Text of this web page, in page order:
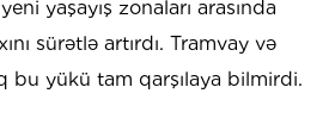
yaşayış zonaları arasında
sürətlə artırdı. Tramvay və
bu yükü tam qarşılaya bilmirdi.